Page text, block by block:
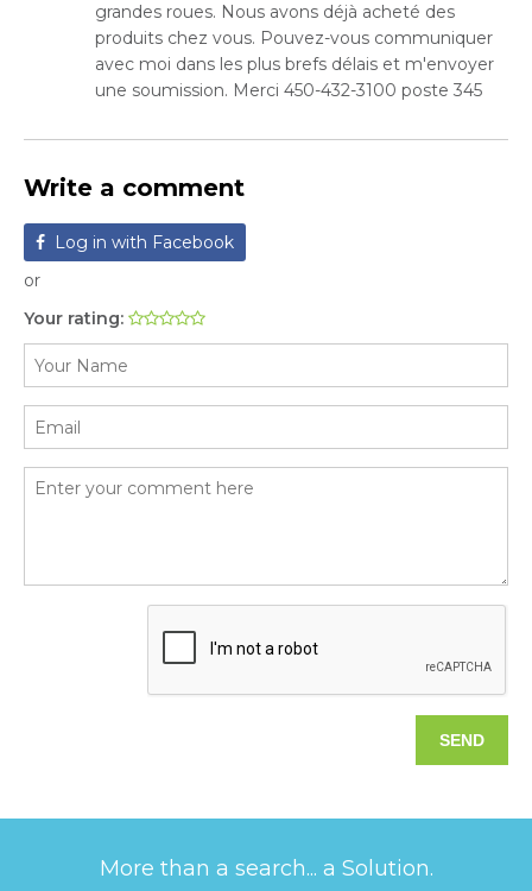
grandes roues. Nous avons déjà acheté des
produits chez vous. Pouvez-vous communiquer
avec moi dans les plus brefs délais et m'envoyer
une soumission. Merci 450-432-3100 poste 345
Write a comment
Log in with Facebook
or
Your rating:
More than a search... a Solution.